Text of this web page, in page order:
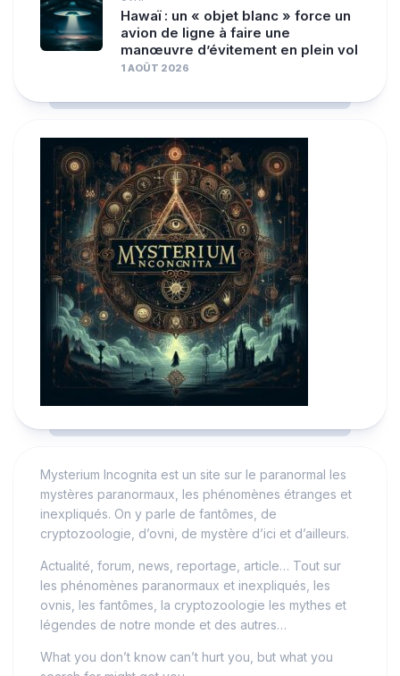
Hawaï : un « objet blanc » force un
avion de ligne à faire une
manœuvre d’évitement en plein vol
1 AOÛT 2026
Mysterium Incognita est un site sur le paranormal les
mystères paranormaux, les phénomènes étranges et
inexpliqués. On y parle de fantômes, de
cryptozoologie, d’ovni, de mystère d’ici et d’ailleurs.
Actualité, forum, news, reportage, article… Tout sur
les phénomènes paranormaux et inexpliqués, les
ovnis, les fantômes, la cryptozoologie les mythes et
légendes de notre monde et des autres…
What you don’t know can’t hurt you, but what you